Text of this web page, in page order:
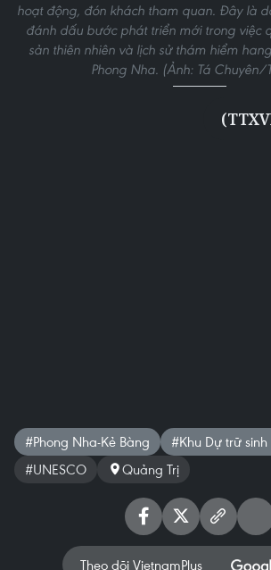
hoạt động, đón khách tham quan. Đây là
đánh dấu bước phát triển mới trong việc
sản thiên nhiên và lịch sử thám hiểm
Phong Nha. (Ảnh: Tá Chuyên/
#Phong Nha-Kẻ Bàng
#Khu Dự trữ
#UNESCO
Quảng Trị
Theo dõi VietnamPlus